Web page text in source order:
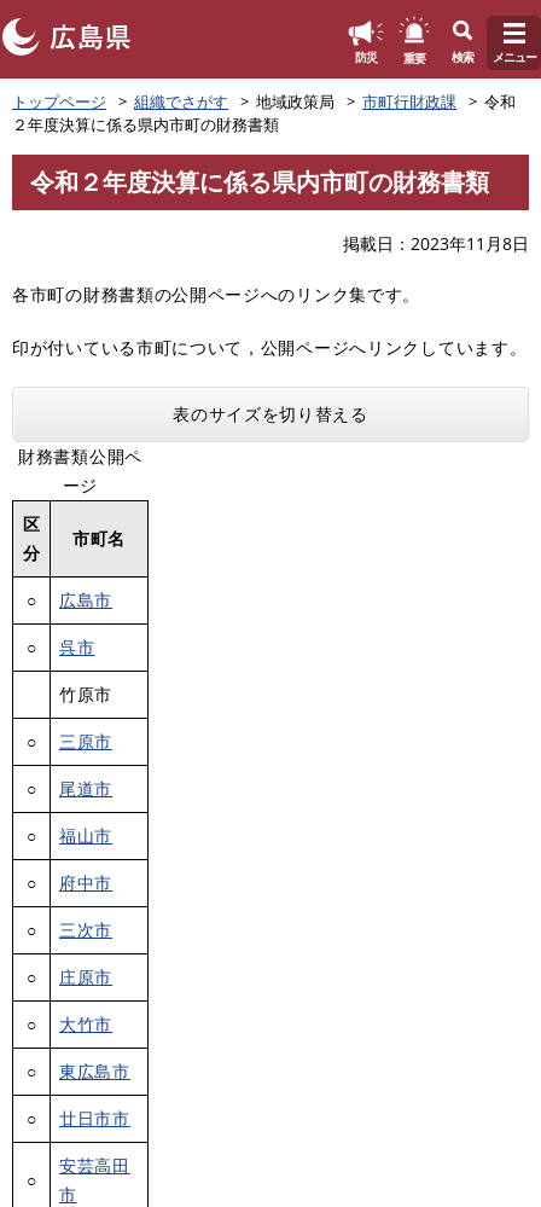
ペ
ー
ジ
の
頭
。
防災 重要 検索 メニュー
トップページ 組織でさがす 地域政策局 市町行財政課
令和
２年度決算に係る県内市町の財務書類
文
令和２年度決算に係る県内市町の財務書類
掲載日 2023年11月8日
各市町の財務書類の公開ページへのリンク集です。
印が付いている市町について，公開ページへリンクしています。
表のサイズを切り替える
財務書類公開ペ
ージ
区
分
市町名
○ 広島市
○ 呉市
竹原市
○ 三原市
○ 尾道市
○ 福山市
○ 府中市
○ 三次市
○ 庄原市
○ 大竹市
○ 東広島市
○ 廿日市市
○
安芸高田
市